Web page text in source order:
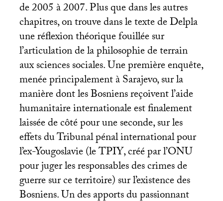
de 2005 à 2007. Plus que dans les autres
chapitres, on trouve dans le texte de Delpla
une réflexion théorique fouillée sur
l’articulation de la philosophie de terrain
aux sciences sociales. Une première enquête,
menée principalement à Sarajevo, sur la
manière dont les Bosniens reçoivent l’aide
humanitaire internationale est finalement
laissée de côté pour une seconde, sur les
effets du Tribunal pénal international pour
l’ex-Yougoslavie (leTPIY, créé par l’ONU
pour juger les responsables des crimes de
guerre sur ce territoire) sur l’existence des
Bosniens. Un des apports du passionnant